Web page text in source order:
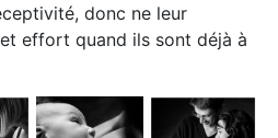
donc ne leur
effort quand ils sont déjà à